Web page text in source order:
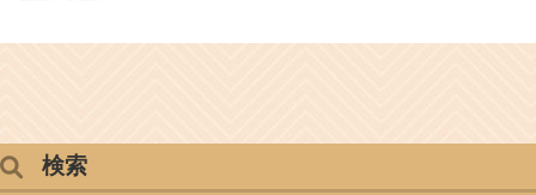
検索